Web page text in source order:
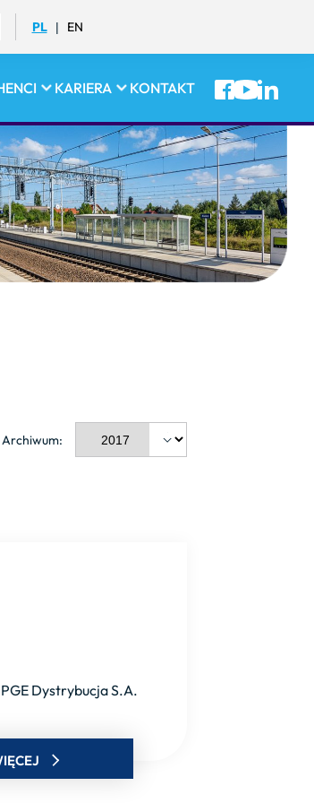
PL | EN
KARIERA KONTAKT
Archiwum:
Dystrybucja S.A.